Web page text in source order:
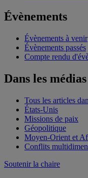
Évènements
Évènements à venir
Évènements passés
Compte rendu
Dans les médias
Tous les articles
États-Unis
Missions de paix
Géopolitique
Moyen-Orient et
Conflits
Soutenir la chaire